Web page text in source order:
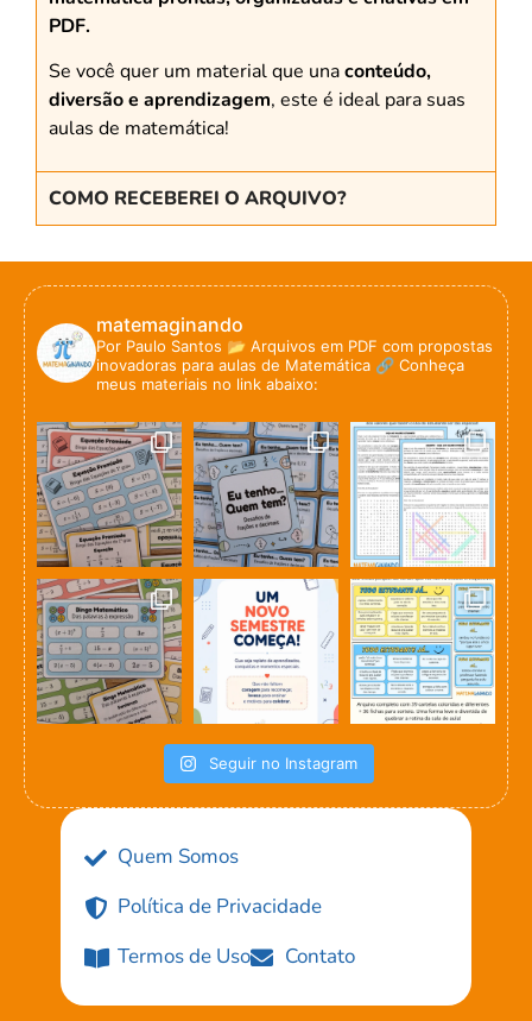
PDF.
Se você quer um material que unaconteúdo,
diversão e aprendizagem, este é ideal para suas
aulas de matemática!
COMO RECEBEREI O ARQUIVO?
matemaginando
Por Paulo Santos 📂 Arquivos em PDF com propostas
inovadoras para aulas de Matemática 🔗 Conheça
meus materiais no link abaixo:
Seguir no Instagram
Quem Somos
Política de Privacidade
Termos de Uso
Contato